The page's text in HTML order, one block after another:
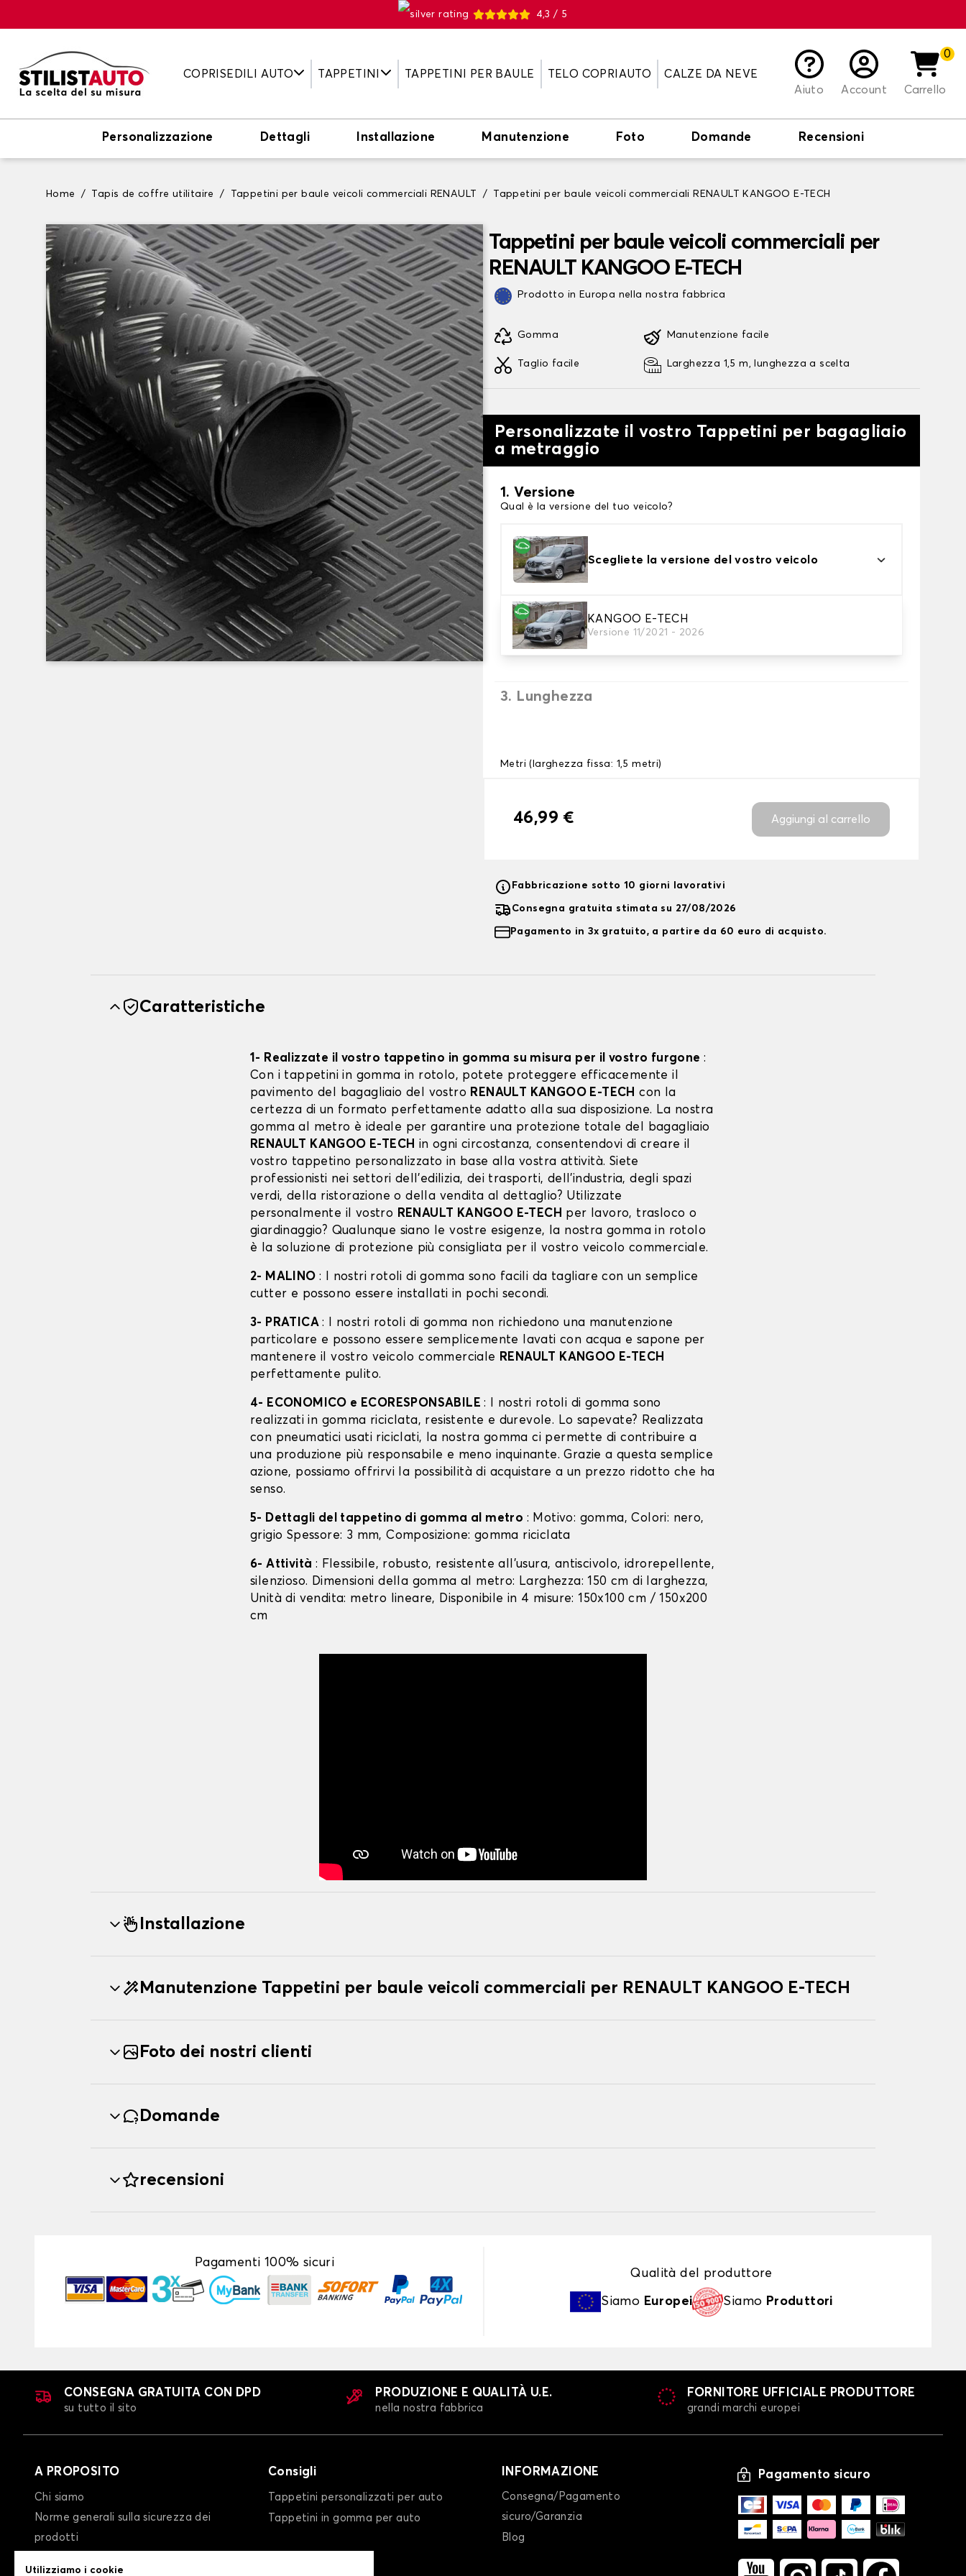
4,3 / 5
COPRISEDILI AUTO TAPPETINI TAPPETINI PER BAULE TELO COPRIAUTO
CALZE DA NEVE
Aiuto
Account
0
Carrello
Personalizzazione Dettagli Installazione Manutenzione Foto Domande Recensioni
Home Tapis de coffre utilitaire Tappetini per baule veicoli commerciali RENAULT Tappetini per baule veicoli commerciali RENAULT KANGOO E-TECH
Tappetini per baule veicoli commerciali per
RENAULT KANGOO E-TECH
Prodotto in Europa nella nostra fabbrica
Gomma
Taglio facile
Manutenzione facile
Larghezza 1,5 m, lunghezza a scelta
Personalizzate il vostro Tappetini per bagagliaio
a metraggio
1. Versione
Qual è la versione del tuo veicolo?
Scegliete la versione del vostro veicolo
KANGOO E-TECH
Versione 11/2021 - 2026
2. Colori dei tappetini
Scegli il materiale del tappetino baule.
3. Lunghezza
Metri (larghezza fissa: 1,5 metri)
46,99 € Aggiungi al carrello
Fabbricazione sotto 10 giorni lavorativi
Consegna gratuita stimata su 27/08/2026
Pagamento in 3x gratuito, a partire da 60 euro di acquisto.
Caratteristiche
1- Realizzate il vostro tappetino in gomma su misura per il vostro furgone :
Con i tappetini in gomma in rotolo, potete proteggere efficacemente il
pavimento del bagagliaio del vostro RENAULT KANGOO E-TECH con la
certezza di un formato perfettamente adatto alla sua disposizione. La nostra
gomma al metro è ideale per garantire una protezione totale del bagagliaio
RENAULT KANGOO E-TECH in ogni circostanza, consentendovi di creare il
vostro tappetino personalizzato in base alla vostra attività. Siete
professionisti nei settori dell'edilizia, dei trasporti, dell'industria, degli spazi
verdi, della ristorazione o della vendita al dettaglio? Utilizzate
personalmente il vostro RENAULT KANGOO E-TECH per lavoro, trasloco o
giardinaggio? Qualunque siano le vostre esigenze, la nostra gomma in rotolo
è la soluzione di protezione più consigliata per il vostro veicolo commerciale.
2- MALINO : I nostri rotoli di gomma sono facili da tagliare con un semplice
cutter e possono essere installati in pochi secondi.
3- PRATICA: I nostri rotoli di gomma non richiedono una manutenzione
particolare e possono essere semplicemente lavati con acqua e sapone per
mantenere il vostro veicolo commerciale RENAULT KANGOO E-TECH
perfettamente pulito.
4- ECONOMICO e ECORESPONSABILE: I nostri rotoli di gomma sono
realizzati in gomma riciclata, resistente e durevole. Lo sapevate? Realizzata
con pneumatici usati riciclati, la nostra gomma ci permette di contribuire a
una produzione più responsabile e meno inquinante. Grazie a questa semplice
azione, possiamo offrirvi la possibilità di acquistare a un prezzo ridotto che ha
senso.
5- Dettagli del tappetino di gomma al metro : Motivo: gomma, Colori: nero,
grigio Spessore: 3 mm, Composizione: gomma riciclata
6- Attività : Flessibile, robusto, resistente all'usura, antiscivolo, idrorepellente,
silenzioso. Dimensioni della gomma al metro: Larghezza: 150 cm di larghezza,
Unità di vendita: metro lineare, Disponibile in 4 misure: 150x100 cm / 150x200
cm
Installazione
Manutenzione Tappetini per baule veicoli commerciali per RENAULT KANGOO E-TECH
Foto dei nostri clienti
Domande
recensioni
Pagamenti 100% sicuri
Qualità del produttore
Siamo Europei Siamo Produttori
CONSEGNA GRATUITA CON DPD
su tutto il sito
PRODUZIONE E QUALITÀ U.E.
nella nostra fabbrica
FORNITORE UFFICIALE PRODUTTORE
grandi marchi europei
A PROPOSITO
Chi siamo
Norme generali sulla sicurezza dei
prodotti
Consigli
Tappetini personalizzati per auto
Tappetini in gomma per auto
INFORMAZIONE
Consegna/Pagamento
sicuro/Garanzia
Blog
Pagamento sicuro
Utilizziamo i cookie